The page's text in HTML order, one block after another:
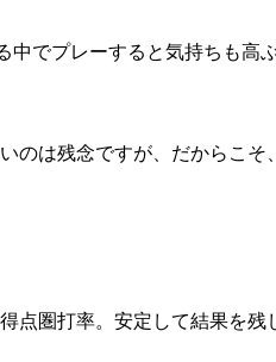
中でプレーすると気持ちも高
のは残念ですが、だからこそ
点圏打率。安定して結果を残